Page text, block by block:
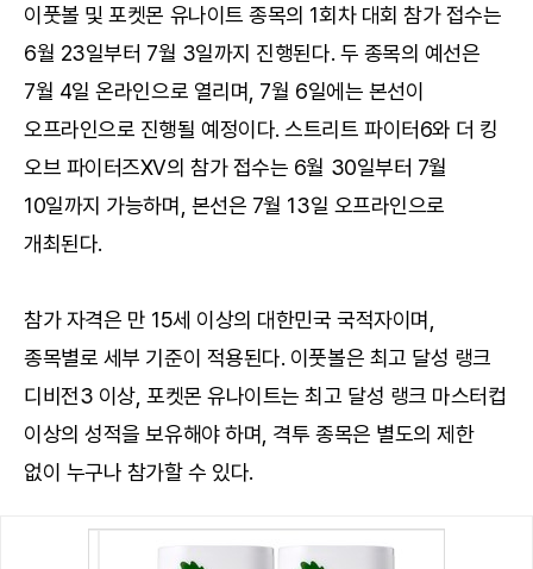
이풋볼 및 포켓몬 유나이트 종목의 1회차 대회 참가 접수는
6월 23일부터 7월 3일까지 진행된다. 두 종목의 예선은
7월 4일 온라인으로 열리며, 7월 6일에는 본선이
오프라인으로 진행될 예정이다. 스트리트 파이터6와 더 킹
오브 파이터즈XV의 참가 접수는 6월 30일부터 7월
10일까지 가능하며, 본선은 7월 13일 오프라인으로
개최된다.
참가 자격은 만 15세 이상의 대한민국 국적자이며,
종목별로 세부 기준이 적용된다. 이풋볼은 최고 달성 랭크
디비전3 이상, 포켓몬 유나이트는 최고 달성 랭크 마스터컵
이상의 성적을 보유해야 하며, 격투 종목은 별도의 제한
없이 누구나 참가할 수 있다.